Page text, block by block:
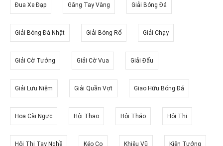
Đua Xe Đạp Găng Tay Vàng Giải Bóng Đá
Giải Bóng Đá Nhật Giải Bóng Rổ Giải Chạy
Giải Cờ Tướng Giải Cờ Vua Giải Đấu
Giải Lưu Niệm Giải Quần Vợt Giao Hữu Bóng Đá
Hoa Cài Ngực Hội Thao Hội Thảo Hội Thi
Hội Thi Tay Nghề Kéo Co Khiêu Vũ Kiện Tướng